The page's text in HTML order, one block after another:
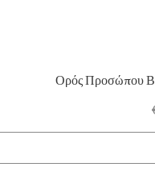
Ορός Προσώπου